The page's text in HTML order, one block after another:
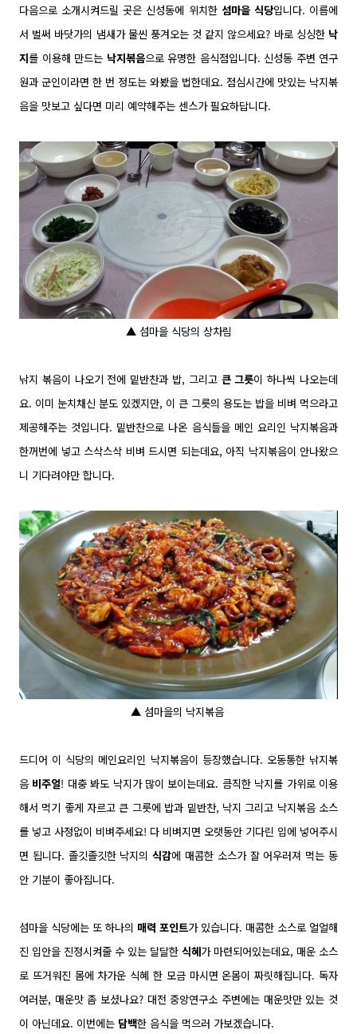
다음으로 소개시켜드릴 곳은 신성동에 위치한 섬마을 식당입니다. 이름에
서 벌써 바닷가의 냄새가 물씬 풍겨오는 것 같지 않으세요? 바로 싱싱한 낙
지를 이용해 만드는 낙지볶음으로 유명한 음식점입니다. 신성동 주변 연구
원과 군인이라면 한 번 정도는 와봤을 법한데요. 점심시간에 맛있는 낙지볶
음을 맛보고 싶다면 미리 예약해주는 센스가 필요하답니다.
▲ 섬마을 식당의 상차림
낚지 볶음이 나오기 전에 밑반찬과 밥, 그리고 큰 그릇이 하나씩 나오는데
요. 이미 눈치채신 분도 있겠지만, 이 큰 그릇의 용도는 밥을 비벼 먹으라고
제공해주는 것입니다. 밑반찬으로 나온 음식들을 메인 요리인 낙지볶음과
한꺼번에 넣고 스삭스삭 비벼 드시면 되는데요, 아직 낙지볶음이 안나왔으
니 기다려야만 합니다.
▲ 섬마을의 낙지볶음
드디어 이 식당의 메인요리인 낙지볶음이 등장했습니다. 오동통한 낚지볶
음 비주얼! 대충 봐도 낙지가 많이 보이는데요. 큼직한 낙지를 가위로 이용
해서 먹기 좋게 자르고 큰 그릇에 밥과 밑반찬, 낙지 그리고 낙지볶음 소스
를 넣고 사정없이 비벼주세요! 다 비벼지면 오랫동안 기다린 입에 넣어주시
면 됩니다. 졸깃졸깃한 낙지의식감에 매콤한 소스가 잘 어우러져 먹는 동
안 기분이 좋아집니다.
섬마을 식당에는 또 하나의 매력 포인트가 있습니다. 매콤한 소스로 얼얼해
진 입안을 진정시켜줄 수 있는 달달한 식혜가 마련되어있는데요, 매운 소스
로 뜨거워진 몸에 차가운 식혜 한 모금 마시면 온몸이 짜릿해집니다. 독자
여러분, 매운맛 좀 보셨나요? 대전 중앙연구소 주변에는 매운맛만 있는 것
이 아닌데요. 이번에는 담백한 음식을 먹으러 가보겠습니다.